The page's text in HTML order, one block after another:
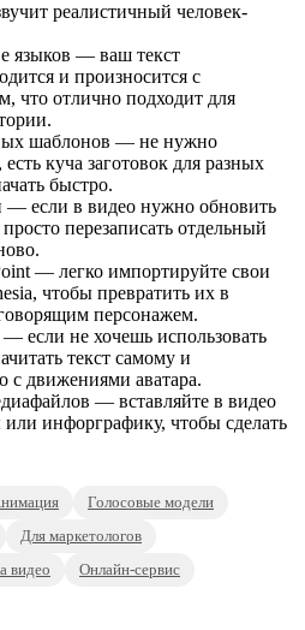
реалистичный человек-
языков — ваш текст
и произносится с
что отлично подходит для
шаблонов — не нужно
куча заготовок для разных
быстро.
— если в видео нужно обновить
перезаписать отдельный
— легко импортируйте свои
чтобы превратить их в
персонажем.
— если не хочешь использовать
текст самому и
с движениями аватара.
— вставляйте в видео
инфорграфику, чтобы сделать
Голосовые модели
Для маркетологов
видео
Онлайн-сервис